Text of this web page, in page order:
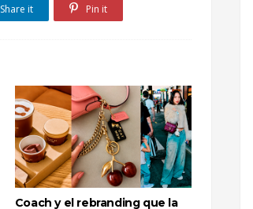
Share it Pin it
Coach y el rebranding que la